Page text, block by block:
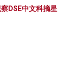
DSE中文科摘星